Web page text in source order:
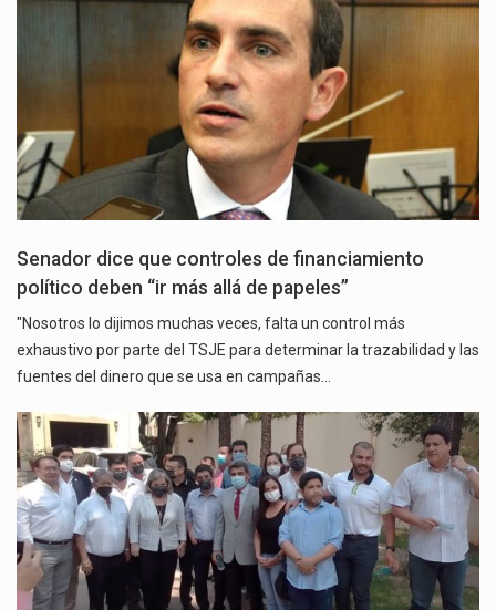
Senador dice que controles de financiamiento
político deben “ir más allá de papeles”
"Nosotros lo dijimos muchas veces, falta un control más
exhaustivo por parte del TSJE para determinar la trazabilidad y las
fuentes del dinero que se usa en campañas…